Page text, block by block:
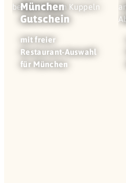
München
Gutschein
mit freier
Restaurant-Auswahl
für München